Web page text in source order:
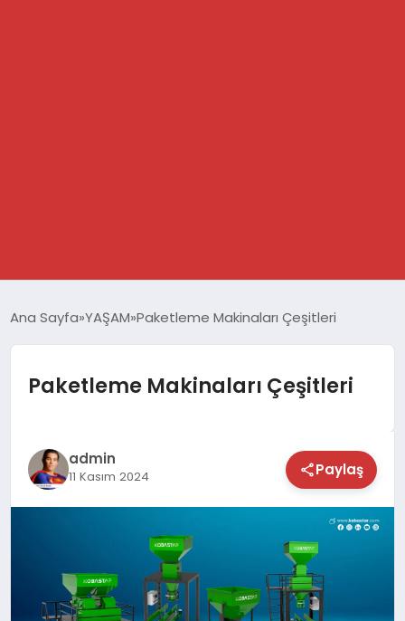
SPOR
DÜNYA
YAŞAM
SAĞLIK
Ana Sayfa YAŞAM Paketleme Makinaları Çeşitleri
Paketleme Makinaları Çeşitleri
admin
11 Kasım 2024 Paylaş